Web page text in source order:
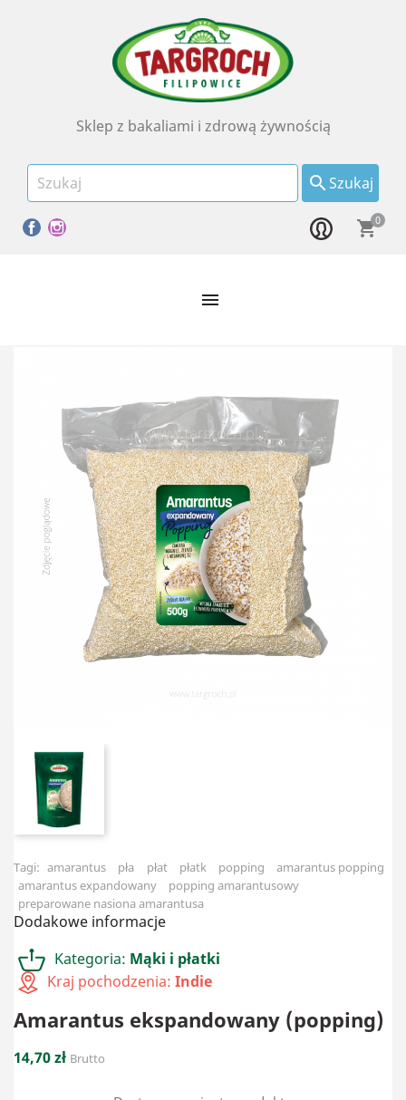
Szukaj
Sklep z bakaliami i zdrową żywnością
Facebook shopping_cart0

Tagi: amarantus pła płat płatk popping
amarantus popping
amarantus expandowany
popping amarantusowy
preparowane nasiona amarantusa
Dodakowe informacje
Kategoria: Mąki i płatki
Kraj pochodzenia: Indie
Amarantus ekspandowany (popping)
14,70 zł Brutto